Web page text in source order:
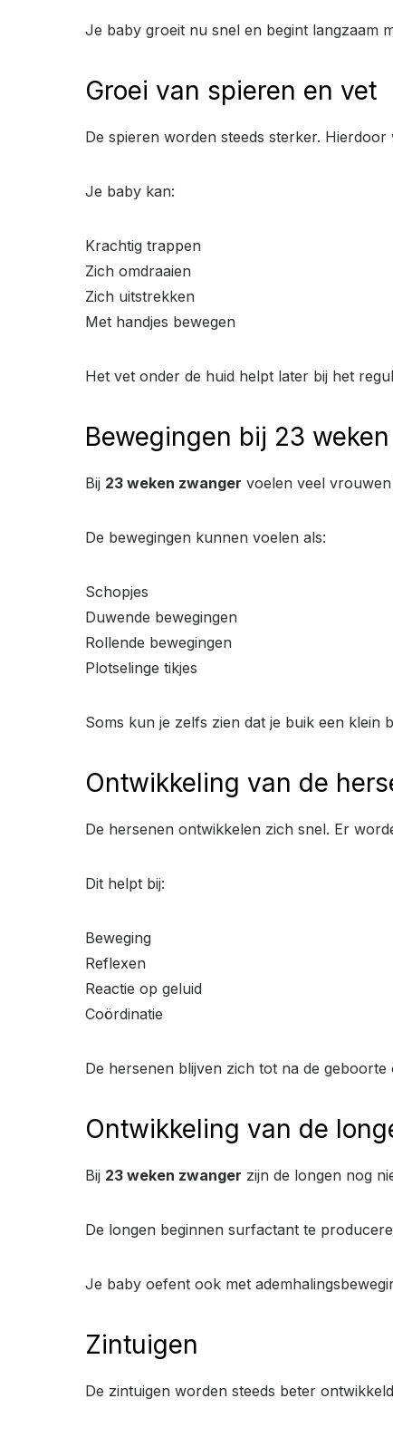
Je baby groeit nu snel en begint langzaam
Groei van spieren en vet
De spieren worden steeds sterker.
Je baby kan:
Krachtig trappen
Zich omdraaien
Zich uitstrekken
Met handjes bewegen
Het vet onder de huid helpt later bij het
Bewegingen bij 23
Bij 23 weken zwanger voelen veel
De bewegingen kunnen voelen als:
Schopjes
Duwende bewegingen
Rollende bewegingen
Plotselinge tikjes
Soms kun je zelfs zien dat je buik een klein
Ontwikkeling van de
De hersenen ontwikkelen zich snel. Er
Dit helpt bij:
Beweging
Reflexen
Reactie op geluid
Coördinatie
De hersenen blijven zich tot na de geboorte
Ontwikkeling van de
Bij 23 weken zwanger zijn de longen nog
De longen beginnen surfactant te
Je baby oefent ook met
Zintuigen
De zintuigen worden steeds beter